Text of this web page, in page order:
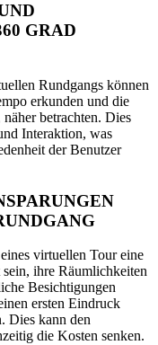
GRAD
Rundgangs können
erkunden und die
betrachten. Dies
Interaktion, was
der Benutzer
virtuellen Tour eine
ihre Räumlichkeiten
Besichtigungen
ersten Eindruck
Dies kann den
die Kosten senken.